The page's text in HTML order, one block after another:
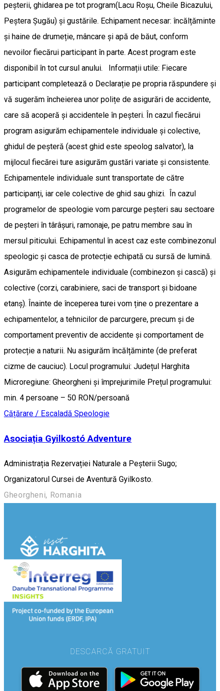
peșterii, ghidarea pe tot program(Lacu Roșu, Cheile Bicazului,
Peștera Șugău) și gustările. Echipament necesar: încălțăminte
și haine de drumeție, mâncare și apă de băut, conform
nevoilor fiecărui participant în parte. Acest program este
disponibil în tot cursul anului. Informații utile: Fiecare
participant completează o Declarație pe propria răspundere și
vă sugerăm încheierea unor polițe de asigurări de accidente,
care să acoperă și accidentele în peșteri. În cazul fiecărui
program asigurăm echipamentele individuale și colective,
ghidul de peșteră (acest ghid este speolog salvator), la
mijlocul fiecărei ture asigurăm gustări variate și consistente.
Echipamentele individuale sunt transportate de către
participanți, iar cele colective de ghid sau ghizi. În cazul
programelor de speologie vom parcurge peșteri sau sectoare
de peșteri în târâșuri, ramonaje, pe patru membre sau în
mersul piticului. Echipamentul în acest caz este combinezonul
speologic și casca de protecție echipată cu sursă de lumină.
Asigurăm echipamentele individuale (combinezon și cască) și
colective (corzi, carabiniere, saci de transport și bidoane
etanș). Înainte de începerea turei vom ține o prezentare a
echipamentelor, a tehnicilor de parcurgere, precum și de
comportament preventiv de accidente și comportament de
protecție a naturii. Nu asigurăm încălțăminte (de preferat
cizme de cauciuc). Locul programului: Județul Harghita
Microregiune: Gheorgheni și împrejurimile Prețul programului:
min. 4 persoane – 50 RON/persoană
Cățărare / Escaladă Speologie
Asociația Gyilkostó Adventure
Administrația Rezervației Naturale a Peșterii Sugo;
Organizatorul Cursei de Aventură Gyilkosto.
Gheorgheni, Romania
DESCARCĂ GRATUIT